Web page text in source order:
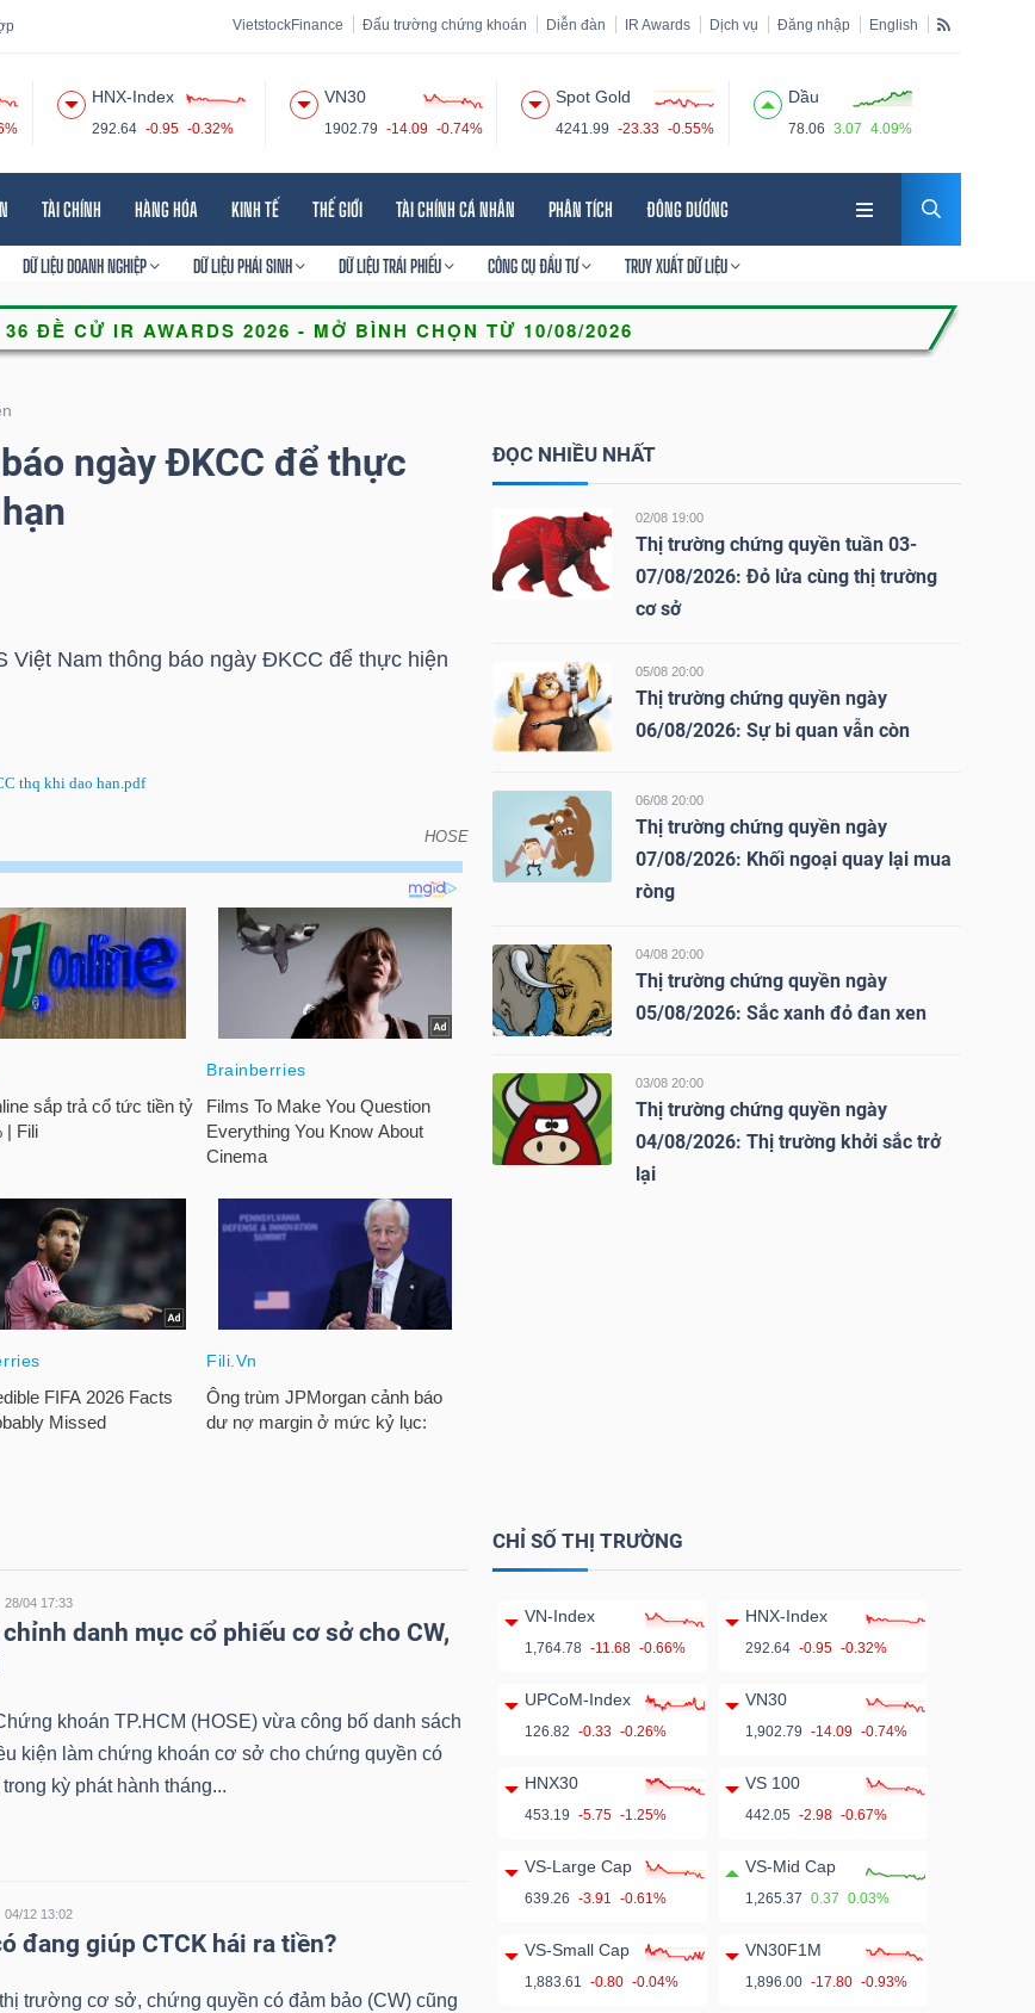
VietstockFinance Đấu trường chứng khoán Diễn đàn IR Awards Dịch vụ Đăng nhập English
HNX-Index
292.64 -0.95 -0.32%
VN30
1902.79 -14.09 -0.74%
Spot Gold
4241.99 -23.33 -0.55%
Dầu
78.06 3.07 4.09%
TÀI CHÍNH HÀNG HÓA KINH TẾ THẾ GIỚI TÀI CHÍNH CÁ NHÂN PHÂN TÍCH ĐÔNG DƯƠNG
DỮ LIỆU DOANH NGHIỆP DỮ LIỆU PHÁI SINH DỮ LIỆU TRÁI PHIẾU CÔNG CỤ ĐẦU TƯ TRUY XUẤT DỮ LIỆU
ngày ĐKCC để thực
Việt Nam thông báo ngày ĐKCC để thực hiện
thq khi dao han.pdf
HOSE
để thực hiện quyền khi đáo hạn
ĐỌC NHIỀU NHẤT
02/08 19:00
Thị trường chứng quyền tuần 03-
07/08/2026: Đỏ lửa cùng thị trường
cơ sở
05/08 20:00
Thị trường chứng quyền ngày
06/08/2026: Sự bi quan vẫn còn
06/08 20:00
Thị trường chứng quyền ngày
07/08/2026: Khối ngoại quay lại mua
ròng
04/08 20:00
Thị trường chứng quyền ngày
05/08/2026: Sắc xanh đỏ đan xen
03/08 20:00
Thị trường chứng quyền ngày
04/08/2026: Thị trường khởi sắc trở
lại
28/04 17:33
chỉnh danh mục cổ phiếu cơ sở cho CW,
khoán TP.HCM (HOSE) vừa công bố danh sách
kiện làm chứng khoán cơ sở cho chứng quyền có
kỳ phát hành tháng...
04/12 13:02
đang giúp CTCK hái ra tiền?
trường cơ sở, chứng quyền có đảm bảo (CW) cũng
CHỈ SỐ THỊ TRƯỜNG
VN-Index
1,764.78 -11.68 -0.66%
HNX-Index
292.64 -0.95 -0.32%
UPCoM-Index
126.82 -0.33 -0.26%
VN30
1,902.79 -14.09 -0.74%
HNX30
453.19 -5.75 -1.25%
VS 100
442.05 -2.98 -0.67%
VS-Large Cap
639.26 -3.91 -0.61%
VS-Mid Cap
1,265.37 0.37 0.03%
VS-Small Cap
1,883.61 -0.80 -0.04%
VN30F1M
1,896.00 -17.80 -0.93%